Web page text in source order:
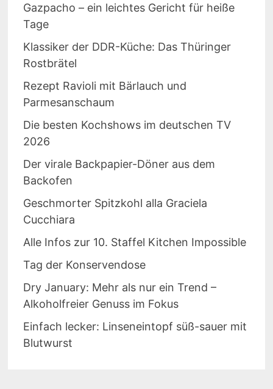
Gazpacho – ein leichtes Gericht für heiße
Tage
Klassiker der DDR-Küche: Das Thüringer
Rostbrätel
Rezept Ravioli mit Bärlauch und
Parmesanschaum
Die besten Kochshows im deutschen TV
2026
Der virale Backpapier-Döner aus dem
Backofen
Geschmorter Spitzkohl alla Graciela
Cucchiara
Alle Infos zur 10. Staffel Kitchen Impossible
Tag der Konservendose
Dry January: Mehr als nur ein Trend –
Alkoholfreier Genuss im Fokus
Einfach lecker: Linseneintopf süß-sauer mit
Blutwurst